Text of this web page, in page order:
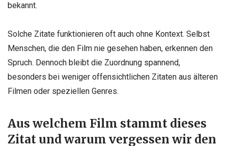
bekannt.
Solche Zitate funktionieren oft auch ohne Kontext. Selbst
Menschen, die den Film nie gesehen haben, erkennen den
Spruch. Dennoch bleibt die Zuordnung spannend,
besonders bei weniger offensichtlichen Zitaten aus älteren
Filmen oder speziellen Genres.
Aus welchem Film stammt dieses
Zitat und warum vergessen wir den